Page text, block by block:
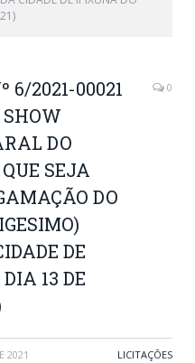
6/2021-00021
SHOW
DO
SEJA
DO
DE
13 DE
0
2021 LICITAÇÕES